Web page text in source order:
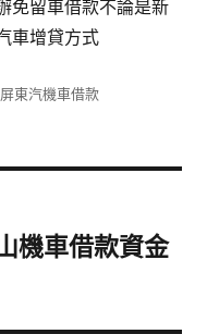
免留車借款不論是新
車增貸方式
分
屏東汽機車借款
機車借款資金